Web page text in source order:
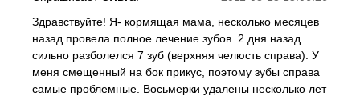
Здравствуйте! Я- кормящая мама, несколько месяцев
назад провела полное лечение зубов. 2 дня назад
сильно разболелся 7 зуб (верхняя челюсть справа). У
меня смещенный на бок прикус, поэтому зубы справа
самые проблемные. Восьмерки удалены несколько лет